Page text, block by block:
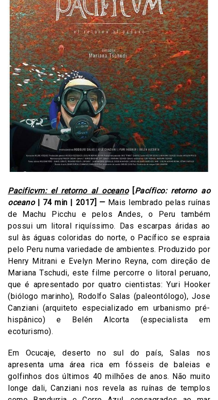
Pacificvm: el retorno al oceano[ Pacífico: retorno ao
oceano| 74 min | 2017] — Mais lembrado pelas ruínas
de Machu Picchu e pelos Andes, o Peru também
possui um litoral riquíssimo. Das escarpas áridas ao
sul às águas coloridas do norte, o Pacífico se espraia
pelo Peru numa variedade de ambientes. Produzido por
Henry Mitrani e Evelyn Merino Reyna, com direção de
Mariana Tschudi, este filme percorre o litoral peruano,
que é apresentado por quatro cientistas: Yuri Hooker
(biólogo marinho), Rodolfo Salas (paleontólogo), Jose
Canziani (arquiteto especializado em urbanismo pré-
hispânico) e Belén Alcorta (especialista em
ecoturismo).
Em Ocucaje, deserto no sul do país, Salas nos
apresenta uma área rica em fósseis de baleias e
golfinhos dos últimos 40 milhões de anos. Não muito
longe dali, Canziani nos revela as ruínas de templos